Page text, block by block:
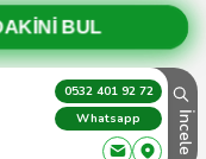
BUL
0532 401 92 72
Whatsapp
İncele